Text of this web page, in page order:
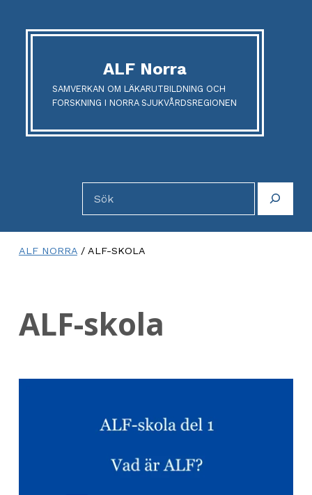
ALF Norra
SAMVERKAN OM LÄKARUTBILDNING OCH
FORSKNING I NORRA SJUKVÅRDSREGIONEN
Sök
ALF NORRA/ ALF-SKOLA
ALF-skola